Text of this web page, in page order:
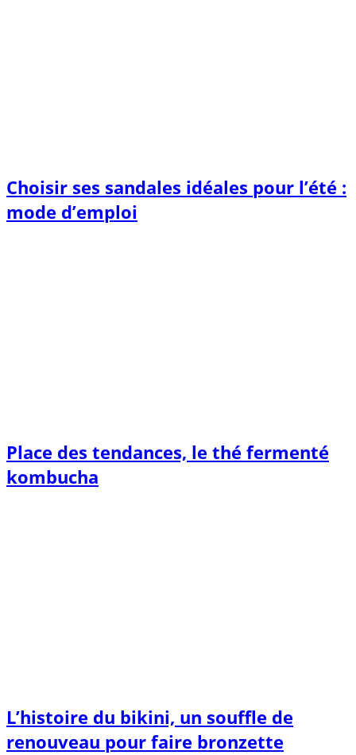
Choisir ses sandales idéales pour l’été :
mode d’emploi
Place des tendances, le thé fermenté
kombucha
L’histoire du bikini, un souffle de
renouveau pour faire bronzette